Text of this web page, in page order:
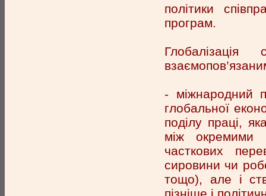
політики
програм.
Глобалізація
- міжнародний
глобальної
поділу праці,
між окремими
часткових
сировини чи
тощо), але і
пізніше і